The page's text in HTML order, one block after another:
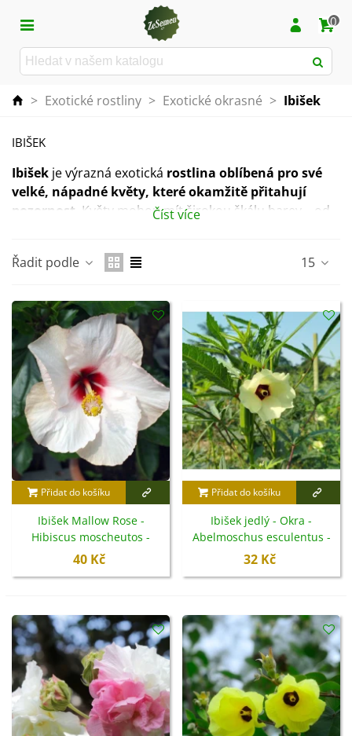
0
> Exotické rostliny > Exotické okrasné > Ibišek
IBIŠEK
Ibišek je výrazná exotická rostlina oblíbená pro své
velké, nápadné květy, které okamžitě přitahují
pozornost . Květy mohou mít širokou škálu barev – od
nádech.
Tento okrasný keř či bylina
teplém stanovišti, vyžaduje pravidelnou zálivku a
ocení letnění na zahradě nebo balkoně během teplých
měsíců. Ibišek kvete dlouhou dobu a při správné péči
potěší bohatou násadou květůod léta až do podzimu.
Číst více
Řadit podle 15
Přidat do košíku
Ibišek Mallow Rose -
Hibiscus moscheutos -
semena - 5 ks
40 Kč
Přidat do košíku
Ibišek jedlý - Okra -
Abelmoschus esculentus -
semena - 8 ks
32 Kč